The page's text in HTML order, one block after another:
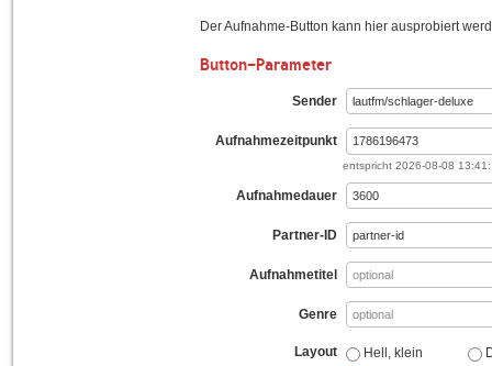
Der Aufnahme-Button kann hier ausprobiert
Button-Parameter
Sender
Aufnahmezeitpunkt
entspricht 2026-08-08
Aufnahmedauer
Partner-ID
Aufnahmetitel
Genre
Layout
Hell, klein